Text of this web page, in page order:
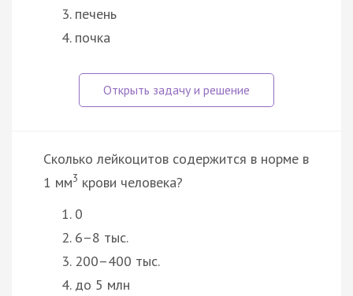
печень
почка
Сколько лейкоцитов содержится в норме в
1 мм3 крови человека?
0
6–8 тыс.
200–400 тыс.
до 5 млн